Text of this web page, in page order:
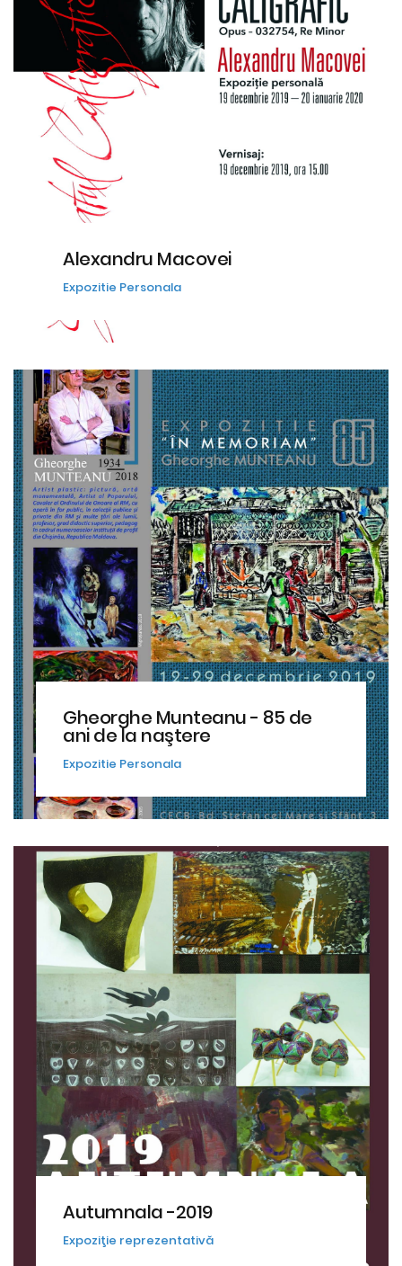
Alexandru Macovei
Expozitie Personala
Gheorghe Munteanu - 85 de
ani de la naştere
Expozitie Personala
Autumnala -2019
Expoziţie reprezentativă